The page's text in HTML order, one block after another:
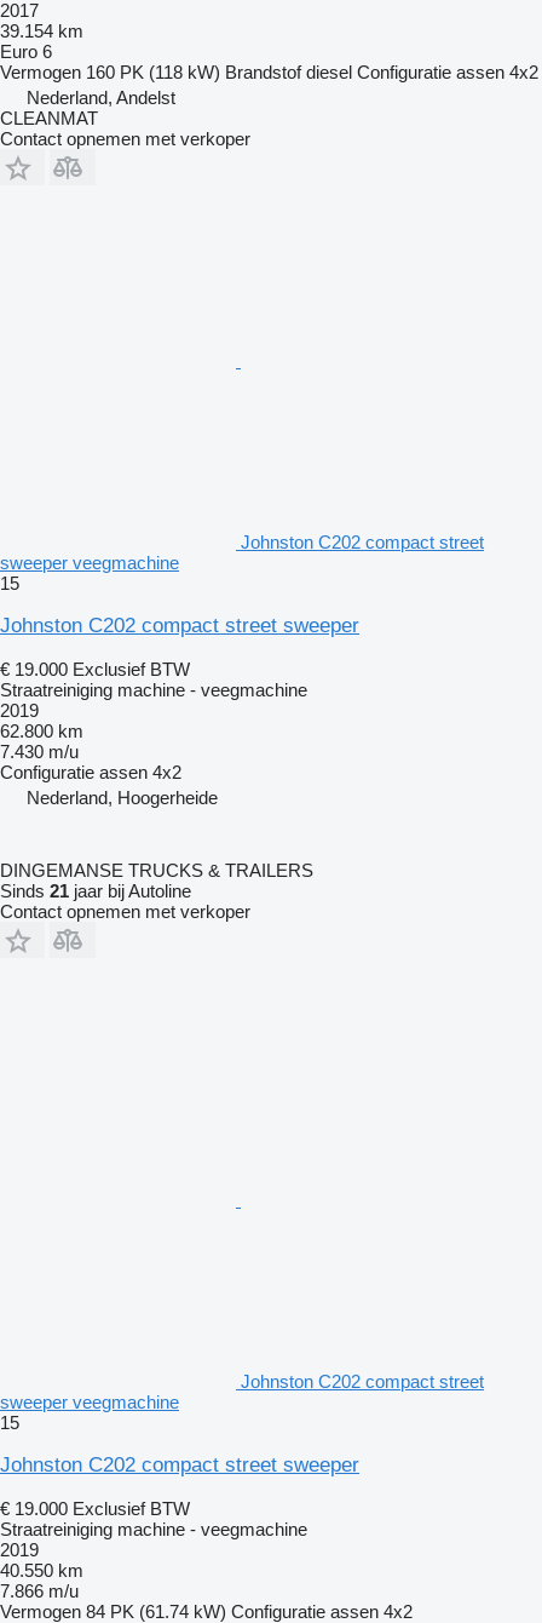
2017
39.154 km
Euro 6
Vermogen 160 PK (118 kW) Brandstof diesel Configuratie assen 4x2
Nederland, Andelst
CLEANMAT
Contact opnemen met verkoper
Johnston C202 compact street
sweeper veegmachine
15
Johnston C202 compact street sweeper
€ 19.000 Exclusief BTW
Straatreiniging machine - veegmachine
2019
62.800 km
7.430 m/u
Configuratie assen 4x2
Nederland, Hoogerheide
DINGEMANSE TRUCKS & TRAILERS
Sinds 21 jaar bij Autoline
Contact opnemen met verkoper
Johnston C202 compact street
sweeper veegmachine
15
Johnston C202 compact street sweeper
€ 19.000 Exclusief BTW
Straatreiniging machine - veegmachine
2019
40.550 km
7.866 m/u
Vermogen 84 PK (61.74 kW) Configuratie assen 4x2